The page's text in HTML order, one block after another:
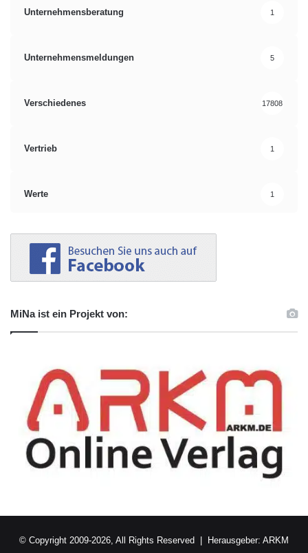
Unternehmensberatung 1
Unternehmensmeldungen 5
Verschiedenes 17808
Vertrieb 1
Werte 1
MiNa ist ein Projekt von:
© Copyright 2009-2026, All Rights Reserved | Herausgeber: ARKM